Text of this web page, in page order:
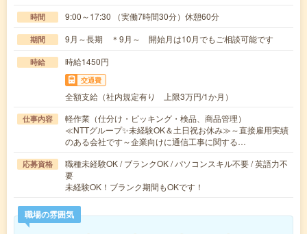
時間 9:00～17:30 （実働7時間30分）休憩60分
期間 9月～長期 ＊9月～ 開始月は10月でもご相談可能です
時給 時給1450円
交通費
全額支給（社内規定有り 上限3万円/1か月）
仕事内容
軽作業（仕分け・ピッキング・検品、商品管理）
≪NTTグループ✨未経験OK＆土日祝お休み≫～直接雇用実績
のある会社です～企業向けに通信工事に関する…
応募資格
職種未経験OK / ブランクOK / パソコンスキル不要 / 英語力不
要
未経験OK！ブランク期間もOKです！
職場の雰囲気